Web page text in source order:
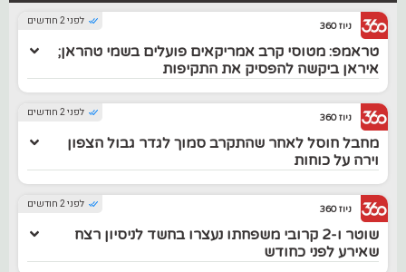
לפני 2 חודשים ניוז 360
טראמפ: מטוסי קרב אמריקאים פועלים בשמי טהראן;
איראן ביקשה להפסיק את התקיפות
לפני 2 חודשים ניוז 360
מחבל חוסל לאחר שהתקרב סמוך לגדר גבול הצפון
וירה על כוחות
לפני 2 חודשים ניוז 360
שוטר ו-2 קרובי משפחתו נעצרו בחשד לניסיון רצח
שאירע לפני כחודש